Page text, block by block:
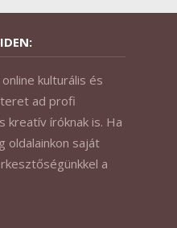
kulturális és
ad profi
kreatív íróknak is. Ha
oldalainkon saját
a